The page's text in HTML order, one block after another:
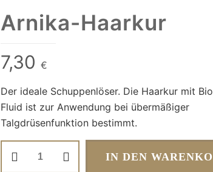
Arnika-Haarkur
7,30 €
Der ideale Schuppenlöser. Die Haarkur mit
Fluid ist zur Anwendung bei übermäßiger
Talgdrüsenfunktion bestimmt.
Haarkur
IN DEN